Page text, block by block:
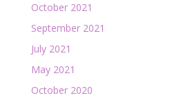
October 2021
September 2021
July 2021
May 2021
October 2020